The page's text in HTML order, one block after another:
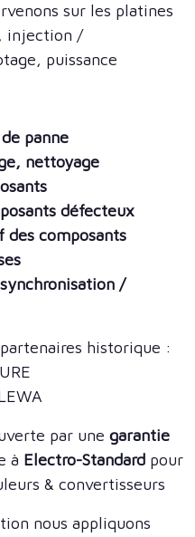
sur les platines
injection /
puissance
panne
nettoyage
défecteux
des composants
/
historique :
par une garantie
à Electro-Standard pour
& convertisseurs
nous appliquons